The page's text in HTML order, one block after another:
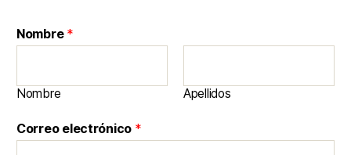
Nombre *
Nombre Apellidos
o
m
Correo electrónico *